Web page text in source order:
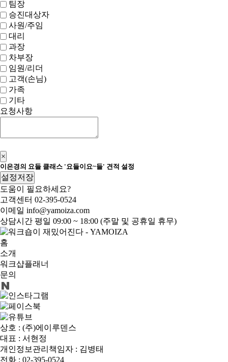
팀장
승진대상자
사원/주임
대리
과장
차부장
임원/리더
고객(손님)
가족
기타
요청사항
×
이은경의 요들 클래스 '요들이요~들' 견적 설정
설정저장
도움이 필요하세요?
고객센터 02-395-0524
이메일 info@yamoiza.com
상담시간 평일 09:00 ~ 18:00 (주말 및 공휴일 휴무)
홈
소개
워크샵플래너
문의
상호 : (주)에이루덴스
대표 : 서현정
개인정보관리책임자 : 김병태
전화 : 02-395-0524